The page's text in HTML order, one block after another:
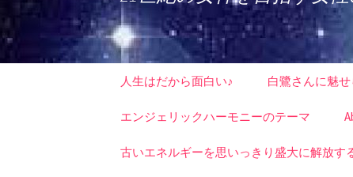
ッ
プ
人生はだから面白い♪ 白鷺さんに魅せ
エンジェリックハーモニーのテーマ
古いエネルギーを思いっきり盛大に解放す